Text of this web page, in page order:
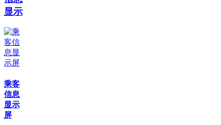
显示
乘客
信息
显示
屏